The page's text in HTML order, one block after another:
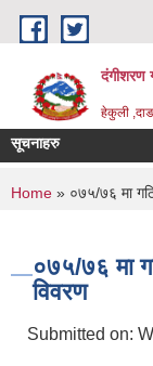
Skip to main content
दंगीशरण
हेकुली
सूचनाहरु
You are
Home » ०७५/७६ मा
०७५/७६ मा
विवरण
Submitted on: